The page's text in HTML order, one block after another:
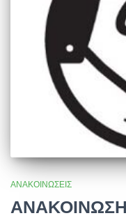
ΑΝΑΚΟΙΝΏΣΕΙΣ